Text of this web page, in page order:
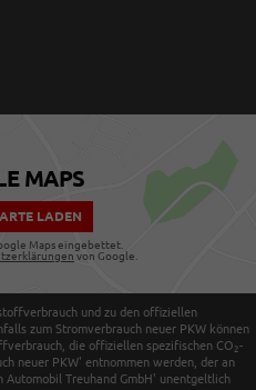
MAPS
LADEN
Maps eingebettet.
von Google.
und zu den offiziellen
zum Stromverbrauch neuer PKW können
die offiziellen spezifischen CO 2-
neuer PKW' entnommen werden, der an
Treuhand GmbH' unentgeltlich